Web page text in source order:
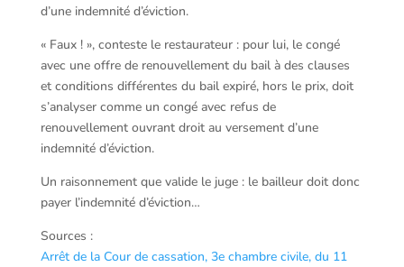
d’une indemnité d’éviction.
« Faux ! », conteste le restaurateur : pour lui, le congé
avec une offre de renouvellement du bail à des clauses
et conditions différentes du bail expiré, hors le prix, doit
s’analyser comme un congé avec refus de
renouvellement ouvrant droit au versement d’une
indemnité d’éviction.
Un raisonnement que valide le juge : le bailleur doit donc
payer l’indemnité d’éviction…
Sources :
Arrêt de la Cour de cassation, 3e chambre civile, du 11